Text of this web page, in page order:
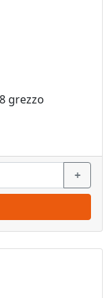
grezzo
+